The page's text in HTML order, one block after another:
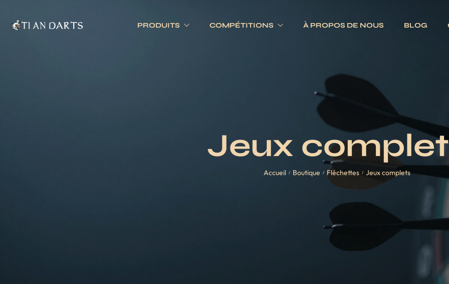
PRODUITS
Jeux complets
Pointes
Tiges
COMPÉTITIONS À PROPOS DE NOUS BLOG
Jeux
Accueil / Boutique / Fléchettes / Jeux complets